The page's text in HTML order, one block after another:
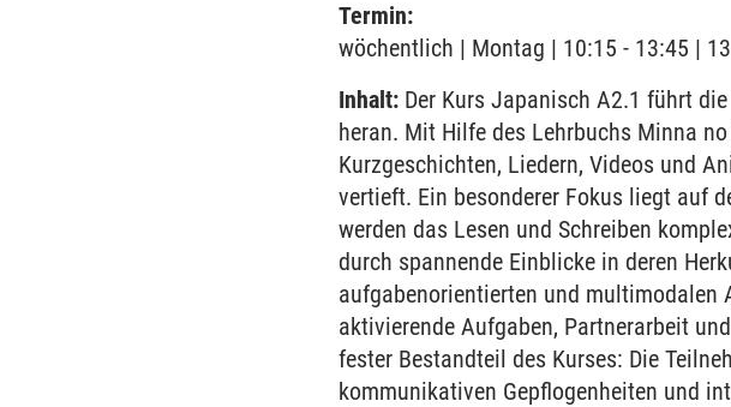
Termin:
wöchentlich | Montag | 10:15 - 13:45 |
Inhalt: Der Kurs Japanisch A2.1 führt
heran. Mit Hilfe des Lehrbuchs Minna
Kurzgeschichten, Liedern, Videos und
vertieft. Ein besonderer Fokus liegt auf
werden das Lesen und Schreiben
durch spannende Einblicke in deren
aufgabenorientierten und multimodalen
aktivierende Aufgaben, Partnerarbeit
fester Bestandteil des Kurses: Die
kommunikativen Gepflogenheiten und